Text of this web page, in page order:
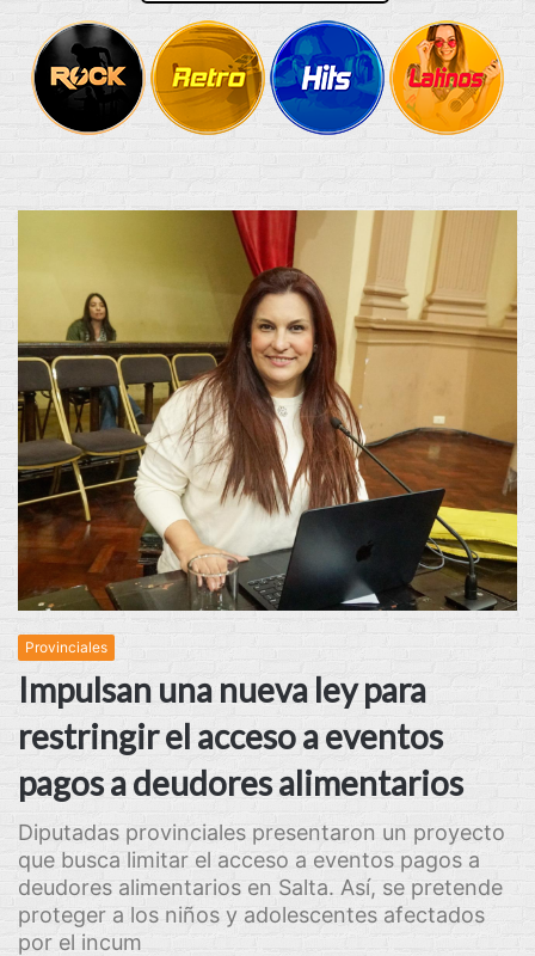
Provinciales
Impulsan una nueva ley para
restringir el acceso a eventos
pagos a deudores alimentarios
Diputadas provinciales presentaron un proyecto
que busca limitar el acceso a eventos pagos a
deudores alimentarios en Salta. Así, se pretende
proteger a los niños y adolescentes afectados
por el incum